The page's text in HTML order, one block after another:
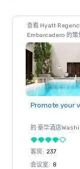
查看 Hyatt
Embarcadero 的策
Promote your
的 豪华酒店
客房: 237
会议室: 8